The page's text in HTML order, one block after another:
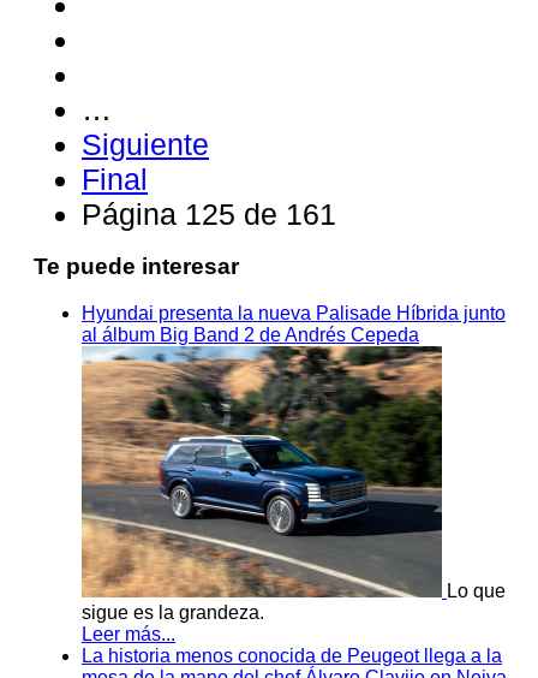
…
Siguiente
Final
Página 125 de 161
Te puede interesar
Hyundai presenta la nueva Palisade Híbrida junto
al álbum Big Band 2 de Andrés Cepeda
Lo que
sigue es la grandeza.
Leer más...
La historia menos conocida de Peugeot llega a la